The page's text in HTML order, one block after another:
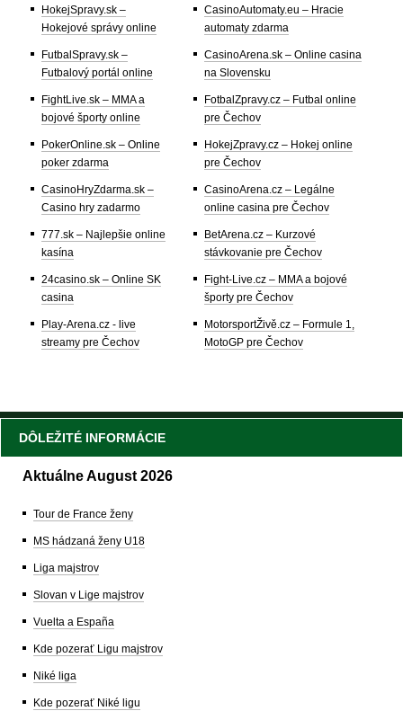
HokejSpravy.sk –
Hokejové správy online
FutbalSpravy.sk –
Futbalový portál online
FightLive.sk – MMA a
bojové športy online
PokerOnline.sk – Online
poker zdarma
CasinoHryZdarma.sk –
Casino hry zadarmo
777.sk – Najlepšie online
kasína
24casino.sk – Online SK
casina
Play-Arena.cz - live
streamy pre Čechov
CasinoAutomaty.eu – Hracie
automaty zdarma
CasinoArena.sk – Online casina
na Slovensku
FotbalZpravy.cz – Futbal online
pre Čechov
HokejZpravy.cz – Hokej online
pre Čechov
CasinoArena.cz – Legálne
online casina pre Čechov
BetArena.cz – Kurzové
stávkovanie pre Čechov
Fight-Live.cz – MMA a bojové
športy pre Čechov
MotorsportŽivě.cz – Formule 1,
MotoGP pre Čechov
DÔLEŽITÉ INFORMÁCIE
Aktuálne August 2026
Tour de France ženy
MS hádzaná ženy U18
Liga majstrov
Slovan v Lige majstrov
Vuelta a España
Kde pozerať Ligu majstrov
Niké liga
Kde pozerať Niké ligu